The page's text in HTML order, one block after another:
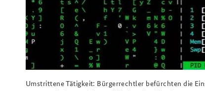
Umstrittene Tätigkeit: Bürgerrechtler befürchten die